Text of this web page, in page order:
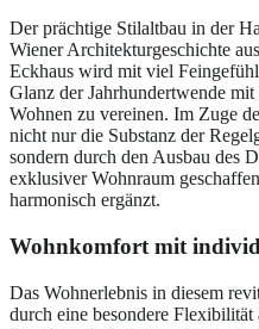
Der prächtige Stilaltbau in der
Wiener Architekturgeschichte
Eckhaus wird mit viel
Glanz der Jahrhundertwende
Wohnen zu vereinen. Im Zuge
nicht nur die Substanz der
sondern durch den Ausbau des
exklusiver Wohnraum
harmonisch ergänzt.
Wohnkomfort mit
Das Wohnerlebnis in diesem
durch eine besondere